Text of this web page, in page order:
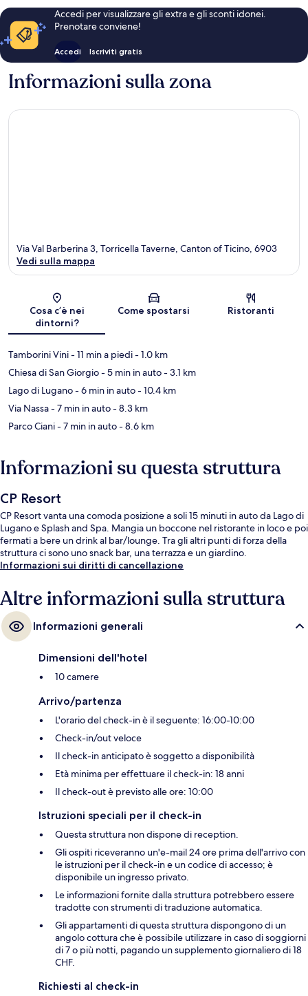
Accedi per visualizzare gli extra e gli sconti idonei.
Prenotare conviene!
Accedi Iscriviti gratis
Informazioni sulla zona
Mappa
Via Val Barberina 3, Torricella Taverne, Canton of Ticino, 6903
Vedi sulla mappa
Cosa c’è nei
dintorni?
Come spostarsi Ristoranti
Tamborini Vini- 11 min a piedi- 1.0 km
Chiesa di San Giorgio- 5 min in auto- 3.1 km
Lago di Lugano- 6 min in auto- 10.4 km
Via Nassa- 7 min in auto- 8.3 km
Parco Ciani- 7 min in auto- 8.6 km
Informazioni su questa struttura
CP Resort
CP Resort vanta una comoda posizione a soli 15 minuti in auto da Lago di
Lugano e Splash and Spa. Mangia un boccone nel ristorante in loco e poi
fermati a bere un drink al bar/lounge. Tra gli altri punti di forza della
struttura ci sono uno snack bar, una terrazza e un giardino.
Informazioni sui diritti di cancellazione
Altre informazioni sulla struttura
Informazioni generali
Dimensioni dell'hotel
10 camere
Arrivo/partenza
L'orario del check-in è il seguente: 16:00-10:00
Check-in/out veloce
Il check-in anticipato è soggetto a disponibilità
Età minima per effettuare il check-in: 18 anni
Il check-out è previsto alle ore: 10:00
Istruzioni speciali per il check-in
Questa struttura non dispone di reception.
Gli ospiti riceveranno un'e-mail 24 ore prima dell'arrivo con
le istruzioni per il check-in e un codice di accesso; è
disponibile un ingresso privato.
Le informazioni fornite dalla struttura potrebbero essere
tradotte con strumenti di traduzione automatica.
Gli appartamenti di questa struttura dispongono di un
angolo cottura che è possibile utilizzare in caso di soggiorni
di 7 o più notti, pagando un supplemento giornaliero di 18
CHF.
Richiesti al check-in